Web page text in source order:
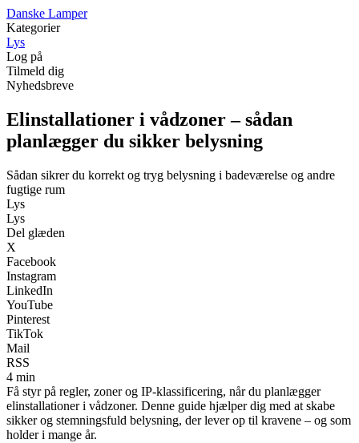
Danske Lamper
Kategorier
Lys
Log på
Tilmeld dig
Nyhedsbreve
Elinstallationer i vådzoner – sådan
planlægger du sikker belysning
Sådan sikrer du korrekt og tryg belysning i badeværelse og andre
fugtige rum
Lys
Lys
Del glæden
X
Facebook
Instagram
LinkedIn
YouTube
Pinterest
TikTok
Mail
RSS
4 min
Få styr på regler, zoner og IP-klassificering, når du planlægger
elinstallationer i vådzoner. Denne guide hjælper dig med at skabe
sikker og stemningsfuld belysning, der lever op til kravene – og som
holder i mange år.